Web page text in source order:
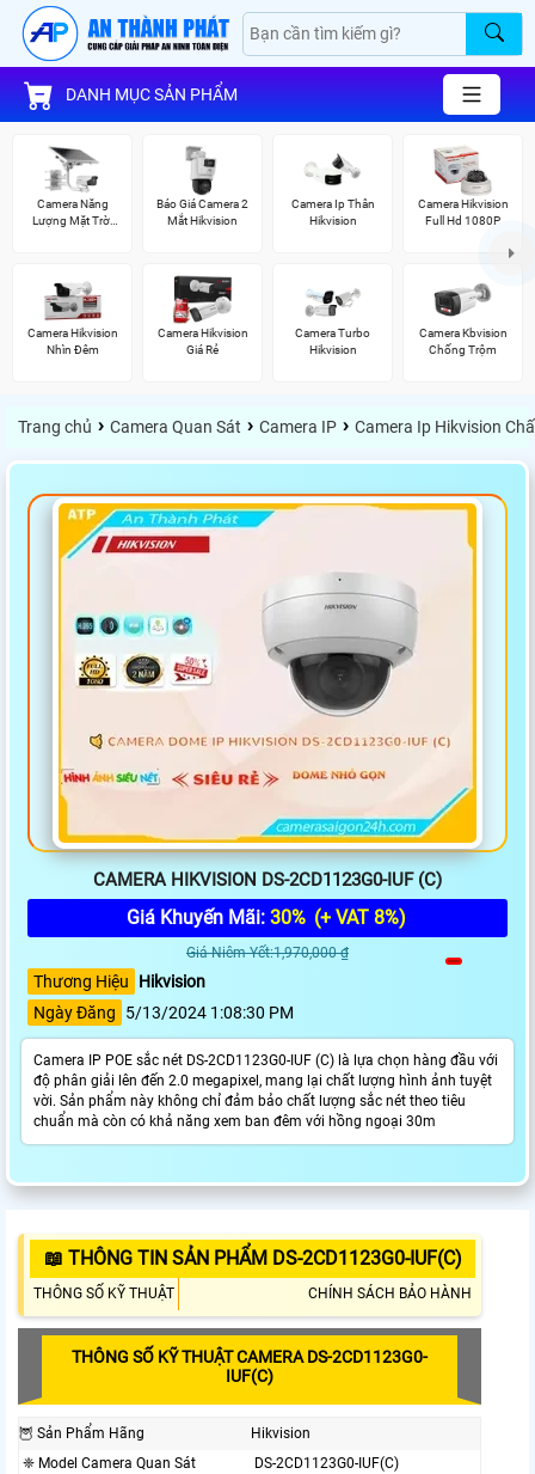
DANH MỤC SẢN PHẨM
Camera Năng
Lượng Mặt Trời
Báo Giá Camera 2
Mắt Hikvision
Camera Ip Thân
Hikvision
Camera Hikvision
Full Hd 1080P
Camera Hikvision
Nhìn Đêm
Camera Hikvision
Giá Rẻ
Camera Turbo
Hikvision
Camera Kbvision
Chống Trộm
Trang chủ › Camera Quan Sát › Camera IP › Camera Ip Hikvision
CAMERA HIKVISION DS-2CD1123G0-IUF (C)
Giá Khuyến Mãi: 30% (+ VAT 8%)
Giá Niêm Yết:1,970,000 ₫
Thương Hiệu
Hikvision
Ngày Đăng
5/13/2024 1:08:30 PM
Camera IP POE sắc nét DS-2CD1123G0-IUF (C) là lựa chọn hàng đầu với
độ phân giải lên đến 2.0 megapixel, mang lại chất lượng hình ảnh tuyệt
vời. Sản phẩm này không chỉ đảm bảo chất lượng sắc nét theo tiêu
chuẩn mà còn có khả năng xem ban đêm với hồng ngoại 30m
📖 THÔNG TIN SẢN PHẨM DS-2CD1123G0-IUF(C)
THÔNG SỐ KỸ THUẬT CHÍNH SÁCH BẢO HÀNH
THÔNG SỐ KỸ THUẬT CAMERA DS-2CD1123G0-
IUF(C)
🦉 Sản Phẩm Hãng
Hikvision
❈ Model Camera Quan Sát
DS-2CD1123G0-IUF(C)